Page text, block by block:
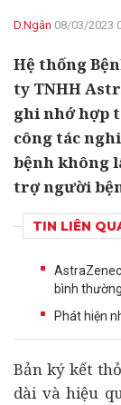
D.Ngân 08/03/2023
Hệ thống
ty TNHH
ghi nhớ hợp
công tác
bệnh không
trợ người
TIN LIÊN
bình
Phát hiện
Bản ký kết
dài và hiệu